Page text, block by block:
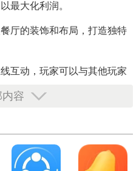
最大化利润。
厅的装饰和布局，打造独特
互动，玩家可以与其他玩家
内容